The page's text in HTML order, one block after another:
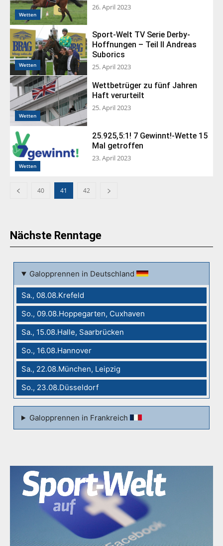
Wetten
26. April 2023
Wetten
Sport-Welt TV Serie Derby-
Hoffnungen – Teil II Andreas
Suborics
25. April 2023
Wetten
Wettbetrüger zu fünf Jahren
Haft verurteilt
25. April 2023
Wetten
25.925,5:1! 7 Gewinnt!-Wette 15
Mal getroffen
23. April 2023
40 41 42
Nächste Renntage
Galopprennen in Deutschland
Sa., 08.08.Krefeld
So., 09.08.Hoppegarten, Cuxhaven
Sa., 15.08.Halle, Saarbrücken
So., 16.08.Hannover
Sa., 22.08.München, Leipzig
So., 23.08.Düsseldorf
Galopprennen in Frankreich